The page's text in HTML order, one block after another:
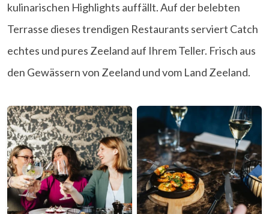
kulinarischen Highlights auffällt. Auf der belebten
Terrasse dieses trendigen Restaurants serviert Catch
echtes und pures Zeeland auf Ihrem Teller. Frisch aus
den Gewässern von Zeeland und vom Land Zeeland.